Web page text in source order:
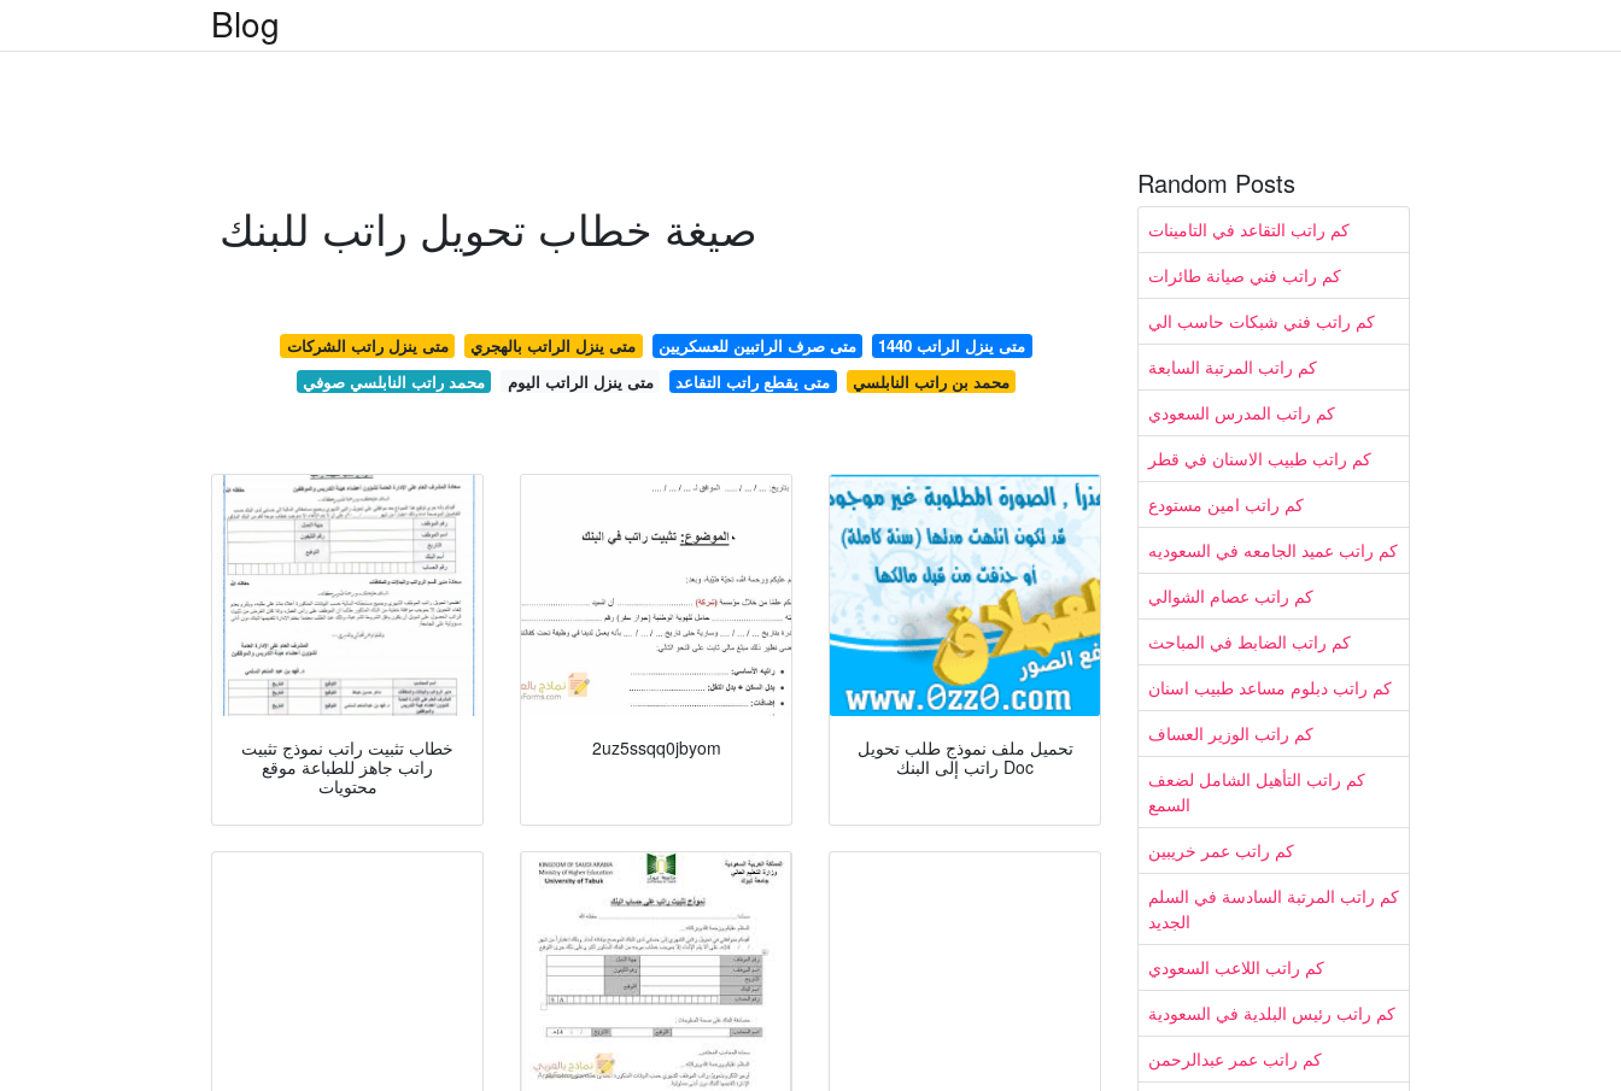
Blog
صيغة خطاب تحويل راتب للبنك
متى ينزل راتب الشركات متى ينزل الراتب بالهجري متى صرف الراتبين للعسكريين
متى ينزل الراتب 1440
محمد راتب النابلسي صوفي
متى ينزل الراتب اليوم متى يقطع راتب التقاعد محمد بن راتب النابلسي
خطاب تثبيت راتب نموذج تثبيت
راتب جاهز للطباعة موقع
محتويات
2uz5ssqq0jbyom
تحميل ملف نموذج طلب تحويل
راتب إلى البنك Doc
Random Posts
كم راتب التقاعد في التامينات
كم راتب فني صيانة طائرات
كم راتب فني شبكات حاسب الي
كم راتب المرتبة السابعة
كم راتب المدرس السعودي
كم راتب طبيب الاسنان في قطر
كم راتب امين مستودع
كم راتب عميد الجامعه في السعوديه
كم راتب عصام الشوالي
كم راتب الضابط في المباحث
كم راتب دبلوم مساعد طبيب اسنان
كم راتب الوزير العساف
كم راتب التأهيل الشامل لضعف
السمع
كم راتب عمر خريبين
كم راتب المرتبة السادسة في السلم
الجديد
كم راتب اللاعب السعودي
كم راتب رئيس البلدية في السعودية
كم راتب عمر عبدالرحمن